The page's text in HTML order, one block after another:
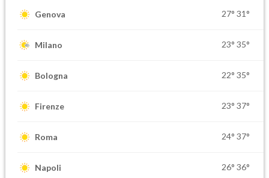
Genova 27° 31°
Milano 23° 35°
Bologna 22° 35°
Firenze 23° 37°
Roma 24° 37°
Napoli 26° 36°